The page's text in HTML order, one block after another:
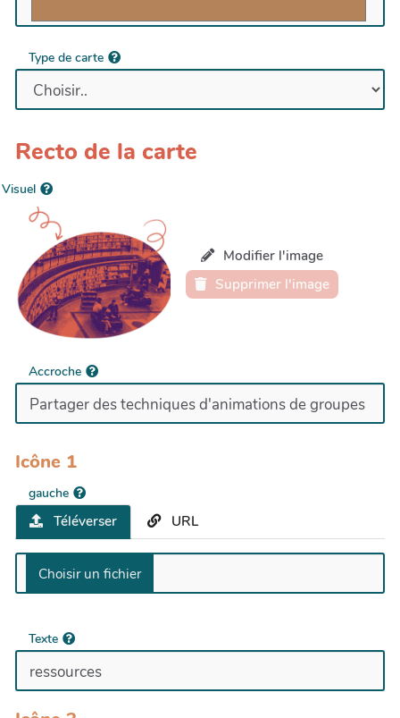
Type de carte
Recto de la carte
Visuel
Modifier l'image
Supprimer l'image
Accroche
Icône 1
gauche
Téléverser URL
Texte